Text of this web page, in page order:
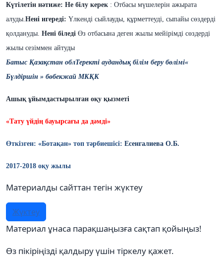
Күтілетін нәтиже: Не білу керек : Отбасы мүшелерін ажырата
алуды. Нені игереді: Үлкенді сыйлауды, құрметтеуді, сыпайы сөздерді
қолдануды. Нені біледі Өз отбасына деген жылы мейірімді сөздерді
жылы сезіммен айтуды
Батыс Қазақстан облТеректі аудандық білім беру бөлімі«
Бүлдіршін » бөбекжай МКҚК
Ашық ұйымдастырылған оқу қызметі
«Тату үйдің бауырсағы да дәмді»
Өткізген: «Ботақан» топ тәрбиешісі: Есенгалиева О.Б.
2017-2018 оқу жылы
Материалды сайттан тегін жүктеу
Жүктеу
Материал ұнаса парақшаңызға сақтап қойыңыз!
Өз пікіріңізді қалдыру үшін тіркелу қажет.